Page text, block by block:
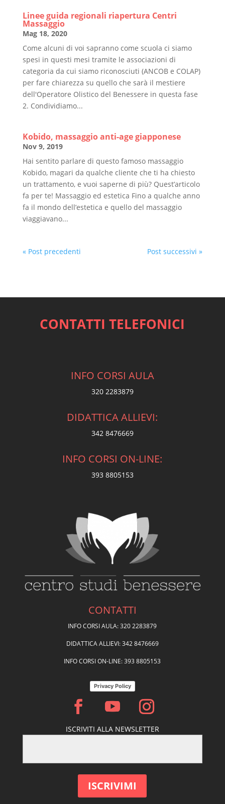
Linee guida regionali riapertura Centri
Massaggio
Mag 18, 2020
Come alcuni di voi sapranno come scuola ci siamo
spesi in questi mesi tramite le associazioni di
categoria da cui siamo riconosciuti (ANCOB e COLAP)
per fare chiarezza su quello che sarà il mestiere
dell'Operatore Olistico del Benessere in questa fase
2. Condividiamo...
Kobido, massaggio anti-age giapponese
Nov 9, 2019
Hai sentito parlare di questo famoso massaggio
Kobido, magari da qualche cliente che ti ha chiesto
un trattamento, e vuoi saperne di più? Quest’articolo
fa per te! Massaggio ed estetica Fino a qualche anno
fa il mondo dell’estetica e quello del massaggio
viaggiavano...
« Post precedenti Post successivi »
CONTATTI TELEFONICI
INFO CORSI AULA
320 2283879
DIDATTICA ALLIEVI:
342 8476669
INFO CORSI ON-LINE:
393 8805153
CONTATTI
INFO CORSI AULA: 320 2283879
DIDATTICA ALLIEVI: 342 8476669
INFO CORSI ON-LINE: 393 8805153
Privacy Policy
ISCRIVITI ALLA NEWSLETTER